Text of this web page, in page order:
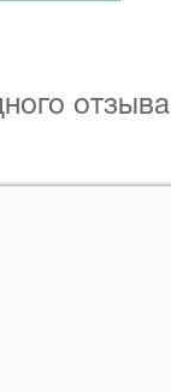
отзыва